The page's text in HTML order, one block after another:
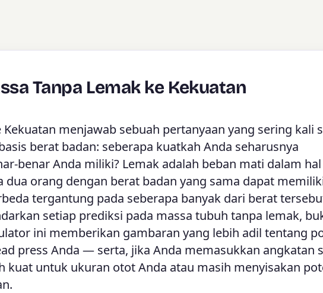
Tanpa Lemak ke Kekuatan
menjawab sebuah pertanyaan yang sering kali
berat badan: seberapa kuatkah Anda seharusnya
benar Anda miliki? Lemak adalah beban mati dalam hal
orang dengan berat badan yang sama dapat
tergantung pada seberapa banyak dari berat
setiap prediksi pada massa tubuh tanpa lemak,
ini memberikan gambaran yang lebih adil tentang
press Anda — serta, jika Anda memasukkan angkatan
kuat untuk ukuran otot Anda atau masih menyisakan